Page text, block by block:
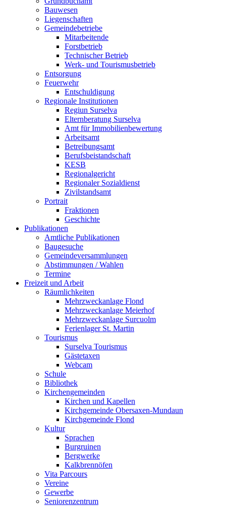
Bauwesen
Liegenschaften
Gemeindebetriebe
Mitarbeitende
Forstbetrieb
Technischer Betrieb
Werk- und Tourismusbetrieb
Entsorgung
Feuerwehr
Entschuldigung
Regionale Institutionen
Regiun Surselva
Elternberatung Surselva
Amt für Immobilienbewertung
Arbeitsamt
Betreibungsamt
Berufsbeistandschaft
KESB
Regionalgericht
Regionaler Sozialdienst
Zivilstandsamt
Portrait
Fraktionen
Geschichte
Publikationen
Amtliche Publikationen
Baugesuche
Gemeindeversammlungen
Abstimmungen / Wahlen
Termine
Freizeit und Arbeit
Räumlichkeiten
Mehrzweckanlage Flond
Mehrzweckanlage Meierhof
Mehrzweckanlage Surcuolm
Ferienlager St. Martin
Tourismus
Surselva Tourismus
Gästetaxen
Webcam
Schule
Bibliothek
Kirchengemeinden
Kirchen und Kapellen
Kirchgemeinde Obersaxen-Mundaun
Kirchgemeinde Flond
Kultur
Sprachen
Burgruinen
Bergwerke
Kalkbrennöfen
Vita Parcours
Vereine
Gewerbe
Seniorenzentrum